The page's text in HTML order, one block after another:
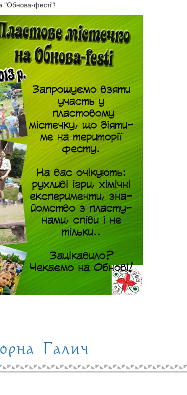
"Обнова-фесті"!
Галич